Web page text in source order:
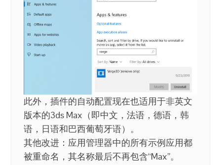
此外，插件的自动配置现在也适用于非英文
版本的3ds Max（即中文，法语，德语，韩
语，日语和巴西葡萄牙语）。
其他改进：应用管理器中的所有示例应用都
被重命名，其名称最后不再包含“Max”。